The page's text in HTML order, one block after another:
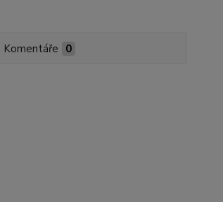
Komentáře 0